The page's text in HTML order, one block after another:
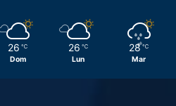
26 ℃
Dom
26 ℃
Lun
28 ℃
Mar